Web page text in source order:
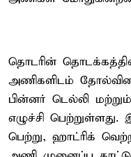
தொடரின்
அணிகளிடம்
பின்னர் டெல்லி
எழுச்சி
பெற்று, ஹாட்ரிக்